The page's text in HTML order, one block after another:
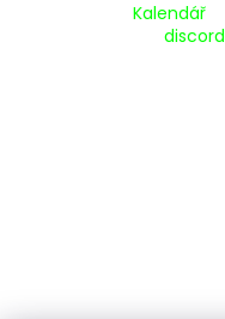
Kalendář
discord